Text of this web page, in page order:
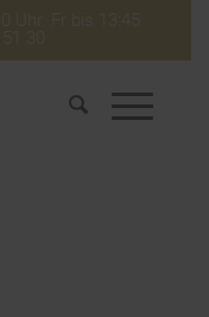
Uhr. Fr bis 13:45
30